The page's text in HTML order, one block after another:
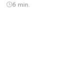
6 min.